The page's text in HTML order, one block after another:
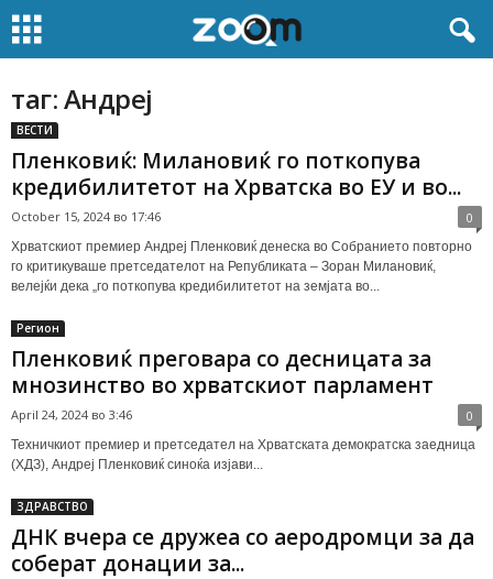
таг: Андреј
ВЕСТИ
Пленковиќ: Милановиќ го поткопува
кредибилитетот на Хрватска во ЕУ и во...
October 15, 2024 во 17:46 0
Хрватскиот премиер Андреј Пленковиќ денеска во Собранието повторно
го критикуваше претседателот на Републиката – Зоран Милановиќ,
велејќи дека „го поткопува кредибилитетот на земјата во...
Регион
Пленковиќ преговара со десницата за
мнозинство во хрватскиот парламент
April 24, 2024 во 3:46 0
Техничкиот премиер и претседател на Хрватската демократска заедница
(ХДЗ), Андреј Пленковиќ синоќа изјави...
ЗДРАВСТВО
ДНК вчера се дружеа со аеродромци за да
соберат донации за...